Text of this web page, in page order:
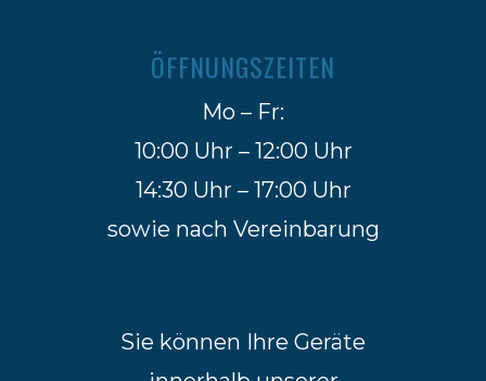
ÖFFNUNGSZEITEN
Mo – Fr:
10:00 Uhr – 12:00 Uhr
14:30 Uhr – 17:00 Uhr
sowie nach Vereinbarung
Sie können Ihre Geräte